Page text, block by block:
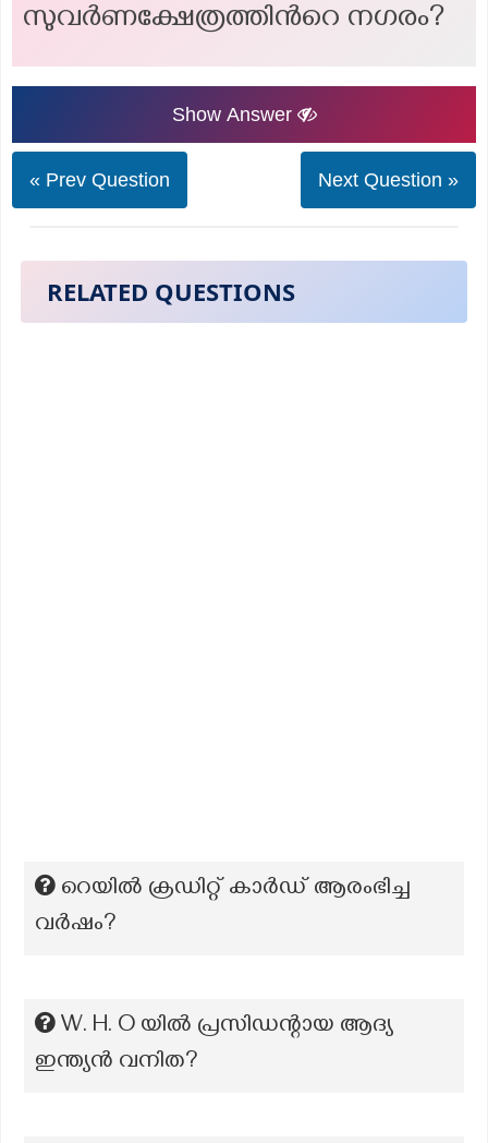
സുവർണക്ഷേത്രത്തിൻറെ നഗരം?
Show Answer
« Prev Question Next Question »
RELATED QUESTIONS
റെയിൽ ക്രഡിറ്റ് കാർഡ് ആരംഭിച്ച
വർഷം?
W. H. O യിൽ പ്രസിഡന്റായ ആദ്യ
ഇന്ത്യൻ വനിത?